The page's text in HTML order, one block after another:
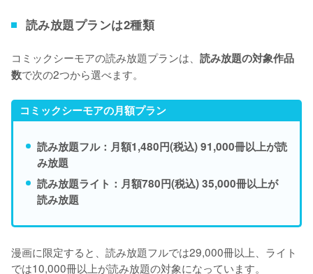
読み放題プランは2種類
コミックシーモアの読み放題プランは、 読み放題の対象作品
数で次の2つから選べます。
コミックシーモアの月額プラン
読み放題フル：月額1,480円(税込) 91,000冊以上が読
み放題
読み放題ライト：月額780円(税込) 35,000冊以上が
読み放題
漫画に限定すると、 読み放題フルでは29,000冊以上、ライト
では10,000冊以上が読み放題の対象になっています。